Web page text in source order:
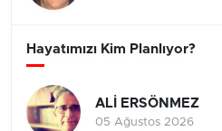
Hayatımızı Kim Planlıyor?
ALİ ERSÖNMEZ
05 Ağustos 2026